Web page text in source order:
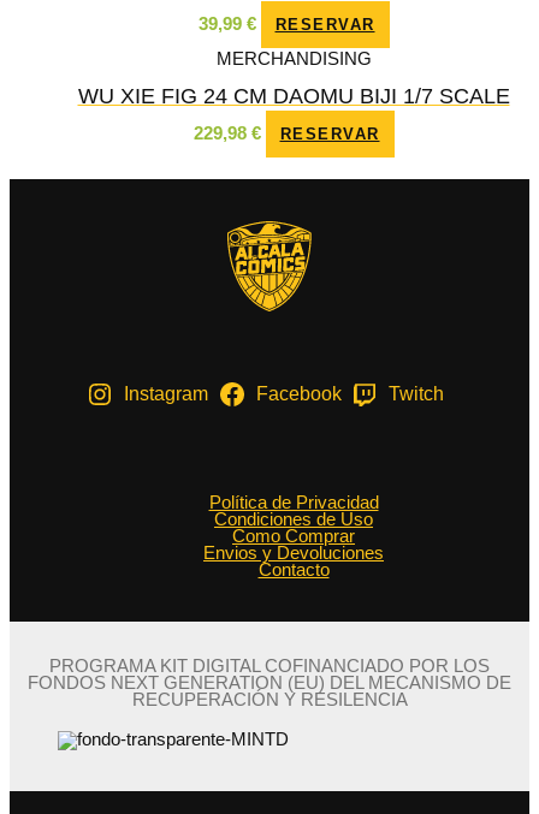
39,99 € RESERVAR
MERCHANDISING
WU XIE FIG 24 CM DAOMU BIJI 1/7 SCALE
229,98 € RESERVAR
Instagram Facebook Twitch
Política de Privacidad
Condiciones de Uso
Como Comprar
Envios y Devoluciones
Contacto
PROGRAMA KIT DIGITAL COFINANCIADO POR LOS
FONDOS NEXT GENERATION (EU) DEL MECANISMO DE
RECUPERACIÓN Y RESILENCIA